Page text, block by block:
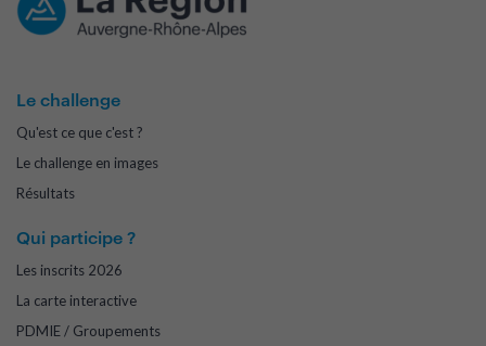
Le challenge
Qu'est ce que c'est ?
Le challenge en images
Résultats
Qui participe ?
Les inscrits 2026
La carte interactive
PDMIE / Groupements